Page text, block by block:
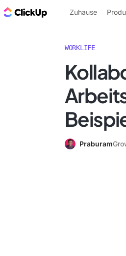
ClickUp Blog
Zuhause
WORKLIFE
Praburam